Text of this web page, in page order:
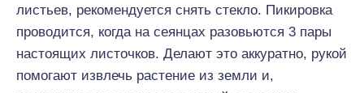
листьев, рекомендуется снять стекло. Пикировка
проводится, когда на сеянцах разовьются 3 пары
настоящих листочков. Делают это аккуратно, рукой
помогают извлечь растение из земли и,